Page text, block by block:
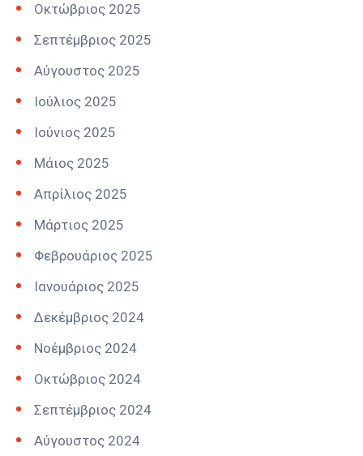
Οκτώβριος 2025
Σεπτέμβριος 2025
Αύγουστος 2025
Ιούλιος 2025
Ιούνιος 2025
Μάιος 2025
Απρίλιος 2025
Μάρτιος 2025
Φεβρουάριος 2025
Ιανουάριος 2025
Δεκέμβριος 2024
Νοέμβριος 2024
Οκτώβριος 2024
Σεπτέμβριος 2024
Αύγουστος 2024